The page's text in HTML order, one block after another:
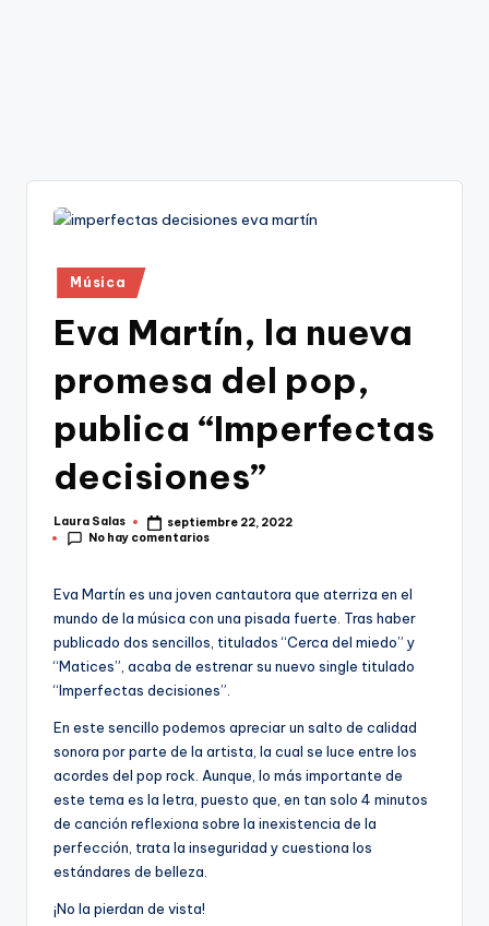
Publicado
en
Música
Eva Martín, la nueva
promesa del pop,
publica “Imperfectas
decisiones”
Publicado
por
Laura Salas
septiembre 22, 2022
No hay comentarios
Eva Martín es una joven cantautora que aterriza en el
mundo de la música con una pisada fuerte. Tras haber
publicado dos sencillos, titulados “Cerca del miedo” y
“Matices”, acaba de estrenar su nuevo single titulado
“Imperfectas decisiones”.
En este sencillo podemos apreciar un salto de calidad
sonora por parte de la artista, la cual se luce entre los
acordes del pop rock. Aunque, lo más importante de
este tema es la letra, puesto que, en tan solo 4 minutos
de canción reflexiona sobre la inexistencia de la
perfección, trata la inseguridad y cuestiona los
estándares de belleza.
¡No la pierdan de vista!